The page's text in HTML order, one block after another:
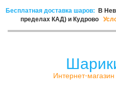
Бесплатная доставка шаров:
В
пределах КАД) и Кудрово
Интернет-